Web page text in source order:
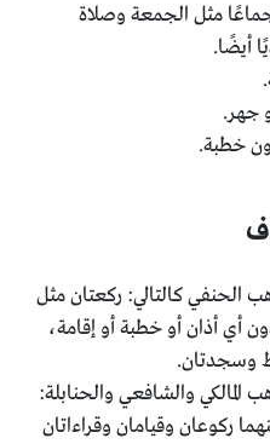
مثل الجمعة وصلاة
أيضًا.
جهر.
خطبة.
الحنفي كالتالي: ركعتان مثل
أي أذان أو خطبة أو إقامة،
وسجدتان.
والشافعي والحنابلة:
ركوعان وقيامان وقراءاتان